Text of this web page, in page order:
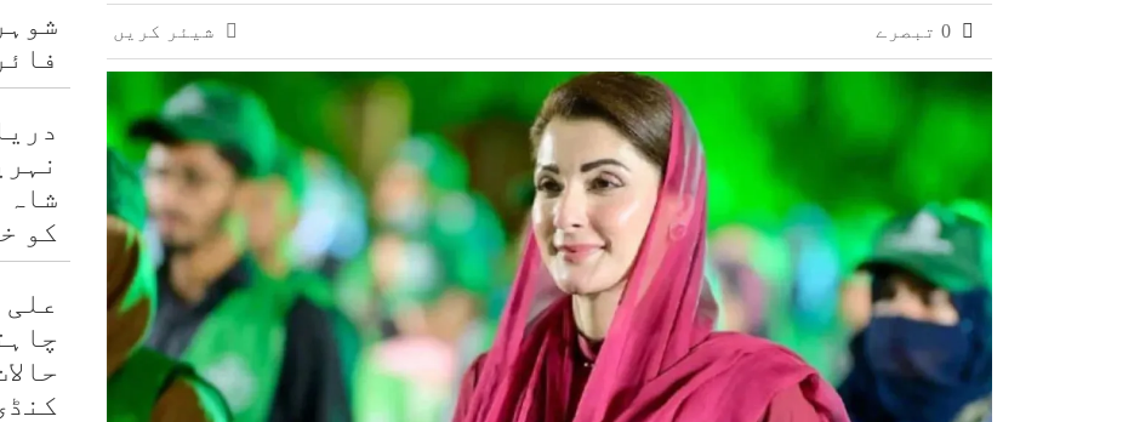
کراچی میں پولیس مقابلہ کیس: ملزم شاہ زیب کی ضمانت منظور
شاہ
کو
شیئر کریں